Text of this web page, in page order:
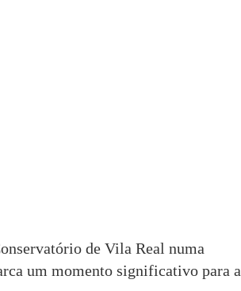
de Vila Real numa
um momento significativo para a